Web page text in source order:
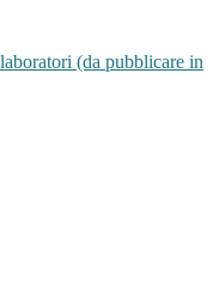
(da pubblicare in